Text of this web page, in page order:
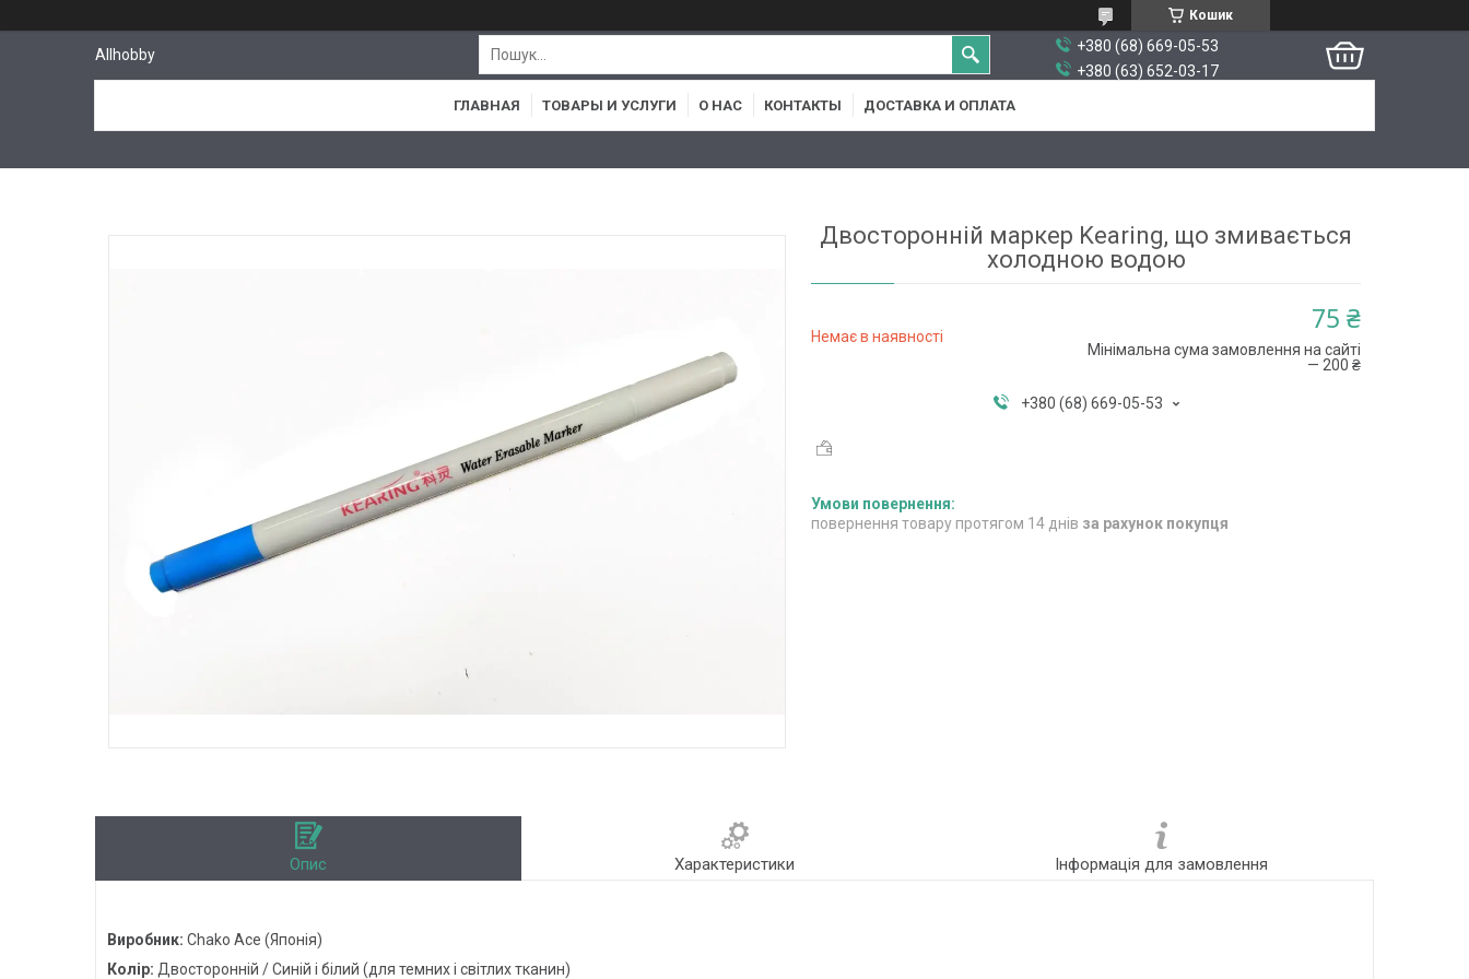
Кошик
Allhobby
+380 (68) 669-05-53
+380 (63) 652-03-17
ГЛАВНАЯ ТОВАРЫ И УСЛУГИ О НАС КОНТАКТЫ ДОСТАВКА И ОПЛАТА
Двосторонній маркер Kearing, що змивається
холодною водою
Немає в наявності
75 ₴
Мінімальна сума замовлення на сайті
— 200 ₴
+380 (68) 669-05-53
повернення товару протягом 14 днів за рахунок покупця
Опис Характеристики Інформація для замовлення
Виробник: Chako Ace (Японія)
Колір: Двосторонній / Синій і білий (для темних і світлих тканин)